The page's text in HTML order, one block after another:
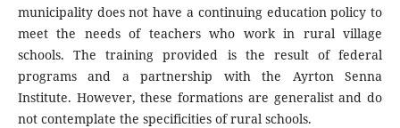
municipality does not have a continuing education policy to
meet the needs of teachers who work in rural village
schools. The training provided is the result of federal
programs and a partnership with the Ayrton Senna
Institute. However, these formations are generalist and do
not contemplate the specificities of rural schools.